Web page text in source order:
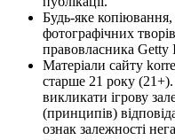
Будь-яке
фотографічних
правовласника Getty
Матеріали сайту
старше 21 року
викликати ігрову
(принципів)
ознак залежності